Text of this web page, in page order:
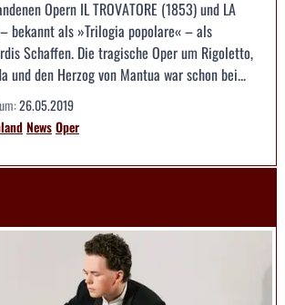
Opern IL TROVATORE (1853) und LA
bekannt als »Trilogia popolare« – als
Schaffen. Die tragische Oper um Rigoletto,
und den Herzog von Mantua war schon bei...
26.05.2019
NewsOper